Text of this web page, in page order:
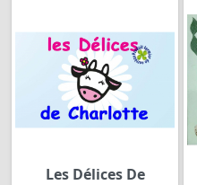
Les Délices De